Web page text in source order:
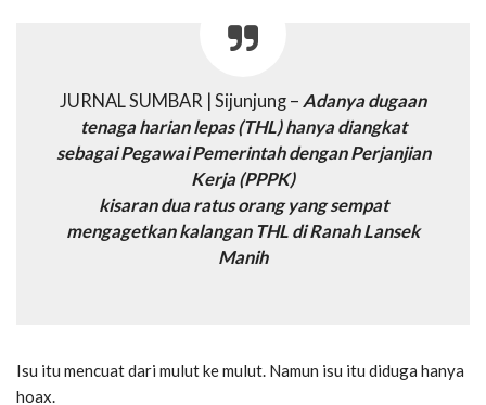
JURNAL SUMBAR | Sijunjung – Adanya dugaan
tenaga harian lepas (THL) hanya diangkat
sebagai Pegawai Pemerintah dengan Perjanjian
Kerja (PPPK)
kisaran dua ratus orang yang sempat
mengagetkan kalangan THL di Ranah Lansek
Manih
Isu itu mencuat dari mulut ke mulut. Namun isu itu diduga hanya
hoax.